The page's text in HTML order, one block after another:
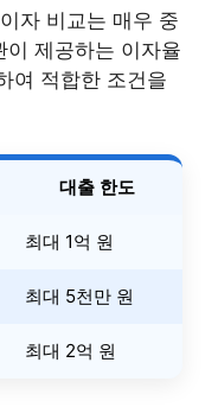
자 비교는 매우 중
이 제공하는 이자율
여 적합한 조건을
대출 한도
최대 1억 원
최대 5천만 원
최대 2억 원